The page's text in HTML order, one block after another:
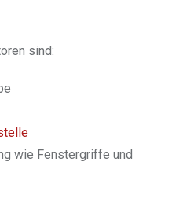
sind:
wie Fenstergriffe und